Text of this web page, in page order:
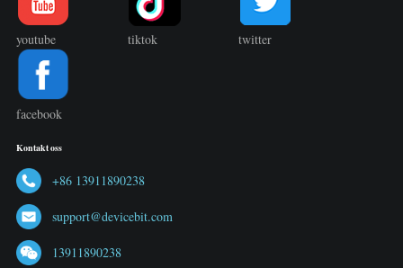
youtube tiktok twitter
facebook
Kontakt oss
+86 13911890238
support@devicebit.com
13911890238